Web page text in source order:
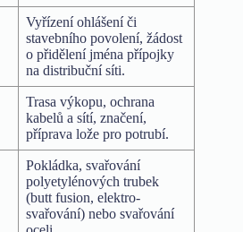
Vyřízení ohlášení či
stavebního povolení, žádost
o přidělení jména přípojky
na distribuční síti.
Trasa výkopu, ochrana
kabelů a sítí, značení,
příprava lože pro potrubí.
Pokládka, svařování
polyetylénových trubek
(butt fusion, elektro-
svařování) nebo svařování